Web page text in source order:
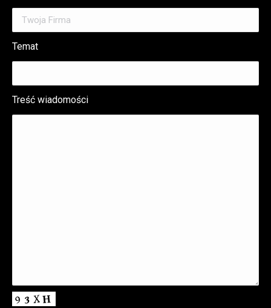
Temat
Treść wiadomości